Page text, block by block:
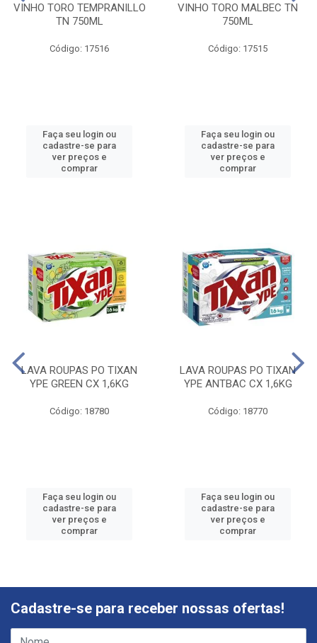
VINHO TORO TEMPRANILLO
TN 750ML
Código: 17516
Faça seu login ou
cadastre-se para
ver preços e
comprar
VINHO TORO MALBEC TN
750ML
Código: 17515
Faça seu login ou
cadastre-se para
ver preços e
comprar
LAVA ROUPAS PO TIXAN
YPE GREEN CX 1,6KG
Código: 18780
Faça seu login ou
cadastre-se para
ver preços e
comprar
LAVA ROUPAS PO TIXAN
YPE ANTBAC CX 1,6KG
Código: 18770
Faça seu login ou
cadastre-se para
ver preços e
comprar
Cadastre-se para receber nossas ofertas!